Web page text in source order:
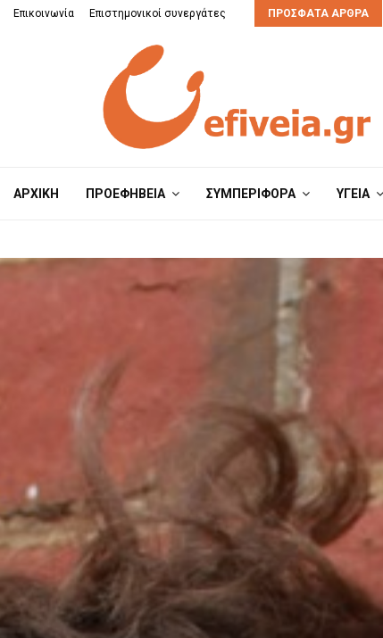
Επικοινωνία Επιστημονικοί συνεργάτες ΠΡΌΣΦΑΤΑ ΆΡΘΡΑ
ΑΡΧΙΚΗ ΠΡΟΕΦΗΒΕΙΑ ΣΥΜΠΕΡΙΦΟΡΑ ΥΓΕΙΑ